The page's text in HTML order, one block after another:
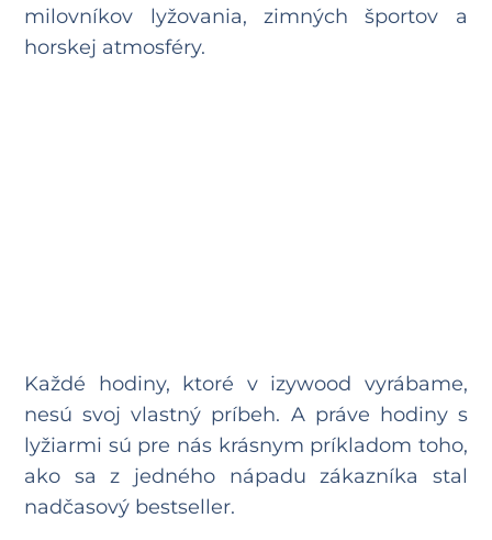
milovníkov lyžovania, zimných športov a
horskej atmosféry.
Každé hodiny, ktoré v izywood vyrábame,
nesú svoj vlastný príbeh. A práve hodiny s
lyžiarmi sú pre nás krásnym príkladom toho,
ako sa z jedného nápadu zákazníka stal
nadčasový bestseller.